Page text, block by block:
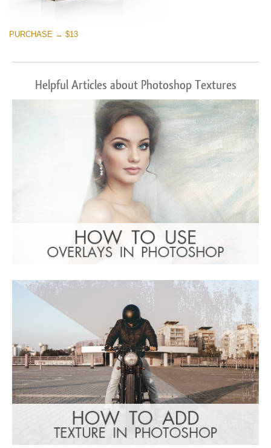
PURCHASE → $13
Helpful Articles about Photoshop Textures